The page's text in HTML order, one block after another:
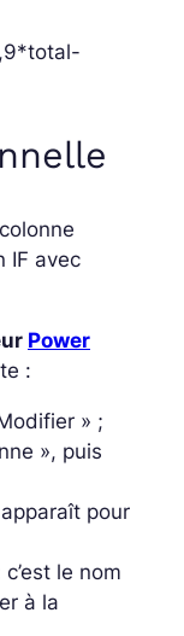
IF avec
Power
:
» ;
», puis
pour
le nom
à la